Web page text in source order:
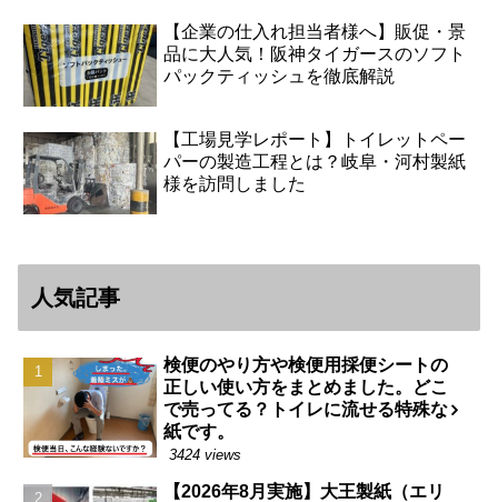
【企業の仕入れ担当者様へ】販促・景
品に大人気！阪神タイガースのソフト
パックティッシュを徹底解説
【工場見学レポート】トイレットペー
パーの製造工程とは？岐阜・河村製紙
様を訪問しました
人気記事
検便のやり方や検便用採便シートの
正しい使い方をまとめました。どこ
で売ってる？トイレに流せる特殊な
紙です。
3424 views
【2026年8月実施】大王製紙（エリ